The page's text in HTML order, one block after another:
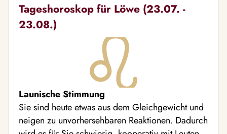
Tageshoroskop für Löwe (23.07. -
23.08.)
Launische Stimmung
Sie sind heute etwas aus dem Gleichgewicht und
neigen zu unvorhersehbaren Reaktionen. Dadurch